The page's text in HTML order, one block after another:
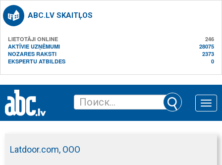
ABC.LV SKAITĻOS
LIETOTĀJI ONLINE
246
AKTĪVIE UZŅĒMUMI
28075
NOZARES RAKSTI
2373
EKSPERTU ATBILDES
0
Toggle
Latdoor.com, ООО